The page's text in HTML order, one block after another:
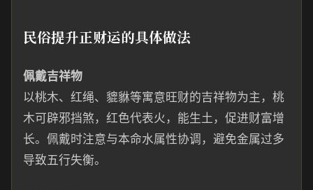
民俗提升正财运的具体做法
佩戴吉祥物
以桃木、红绳、貔貅等寓意旺财的吉祥物为主，桃
木可辟邪挡煞，红色代表火，能生土，促进财富增
长。佩戴时注意与本命水属性协调，避免金属过多
导致五行失衡。